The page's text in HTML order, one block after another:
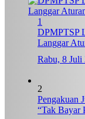
1
DPMPTSP
Langgar
Rabu, 8 Juli
2
Pengakuan
“Tak Bayar